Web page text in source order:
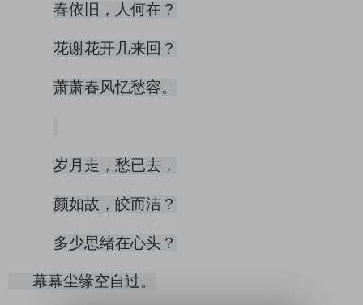
春依旧，人何在？
花谢花开几来回？
萧萧春风忆愁容。
岁月走，愁已去，
颜如故，皎而洁？
多少思绪在心头？
幕幕尘缘空自过。